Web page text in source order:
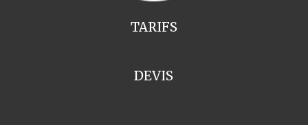
TARIFS
DEVIS